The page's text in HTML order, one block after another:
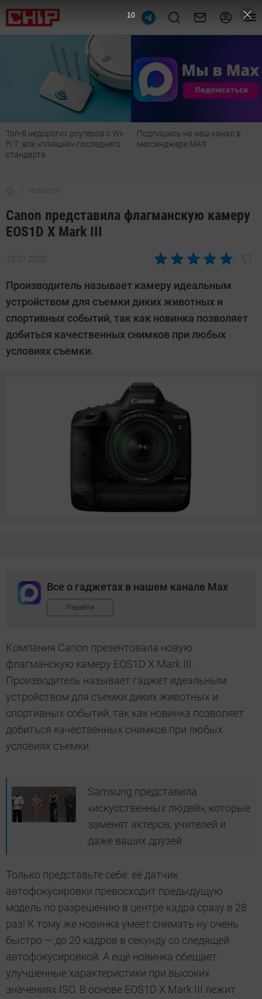
Топ-8 недорогих роутеров с Wi-
Fi 7: все «плюшки» последнего
стандарта
Подпишись на наш канал в
мессенджере МАХ
Новости
Canon представила флагманскую камеру
EOS1D X Mark III
10.01.2020
Автор:
Кошик
Производитель называет камеру идеальным
устройством для съемки диких животных и
спортивных событий, так как новинка позволяет
добиться качественных снимков при любых
условиях съемки.
Все о гаджетах в нашем канале Max
Перейти
Компания Canon презентовала новую
флагманскую камеру EOS1D X Mark III.
Производитель называет гаджет идеальным
устройством для съемки диких животных и
спортивных событий, так как новинка позволяет
добиться качественных снимков при любых
условиях съемки.
Samsung представила
«искусственных людей», которые
заменят актеров, учителей и
даже ваших друзей
Только представьте себе: её датчик
автофокусировки превосходит предыдущую
модель по разрешению в центре кадра сразу в 28
раз! К тому же новинка умеет снимать ну очень
быстро — до 20 кадров в секунду со следящей
автофокусировкой. А ещё новинка обещает
улучшенные характеристики при высоких
значениях ISO. В основе EOS1D X Mark III лежит
9